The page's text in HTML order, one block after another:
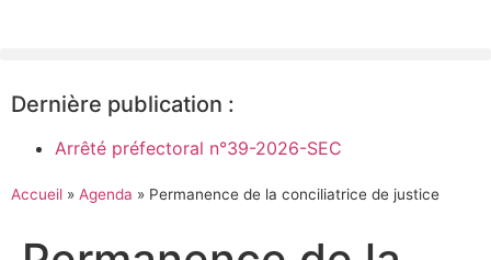
Dernière publication :
Arrêté préfectoral n°39-2026-SEC
Accueil » Agenda » Permanence de la conciliatrice de justice